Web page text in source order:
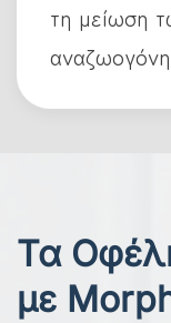
τη μείωση
Τα
με